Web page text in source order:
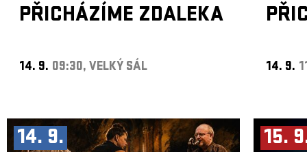
PŘICHÁZÍME ZDALEKA
14. 9. 09:30, VELKÝ SÁL 14. 9.
14. 9. 15.